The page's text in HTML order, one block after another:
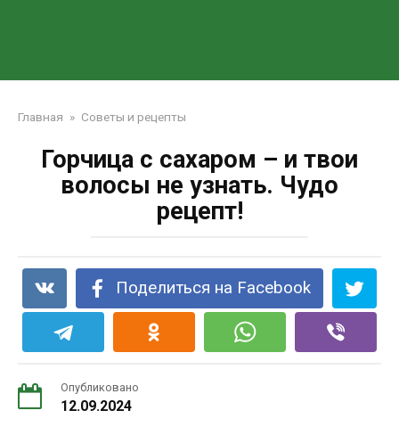
Главная » Советы и рецепты
Горчица с сахаром – и твои
волосы не узнать. Чудо
рецепт!
Поделиться на Facebook
Опубликовано
12.09.2024